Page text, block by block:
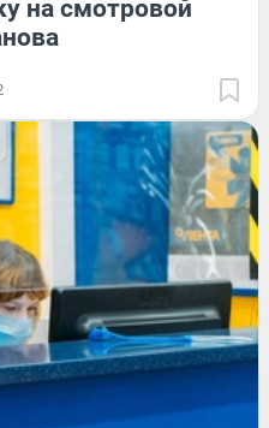
на смотровой